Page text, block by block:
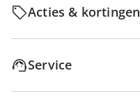
Acties & kortingen
Service